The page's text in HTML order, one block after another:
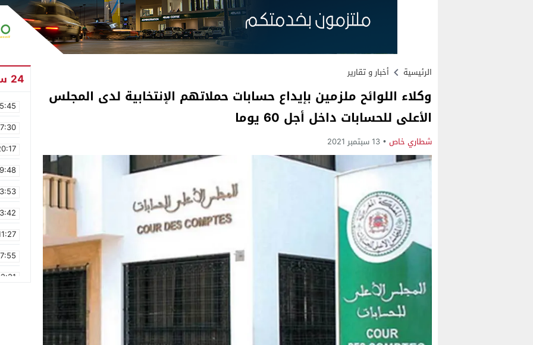
الرئيسية أخبار و تقارير
وكلاء اللوائح ملزمين بإيداع حسابات حملاتهم الإنتخابية لدى المجلس
الأعلى للحسابات داخل أجل 60 يوما
شطاري خاص 13 سبتمبر 2021
24 ساعة